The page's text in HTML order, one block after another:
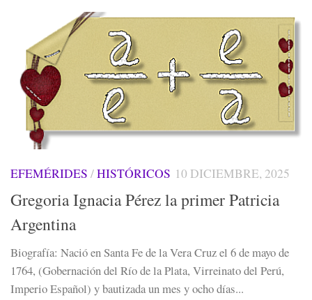
EFEMÉRIDES /HISTÓRICOS 10 DICIEMBRE, 2025
Gregoria Ignacia Pérez la primer Patricia
Argentina
Biografía: Nació en Santa Fe de la Vera Cruz el 6 de mayo de
1764, (Gobernación del Río de la Plata, Virreinato del Perú,
Imperio Español) y bautizada un mes y ocho días...